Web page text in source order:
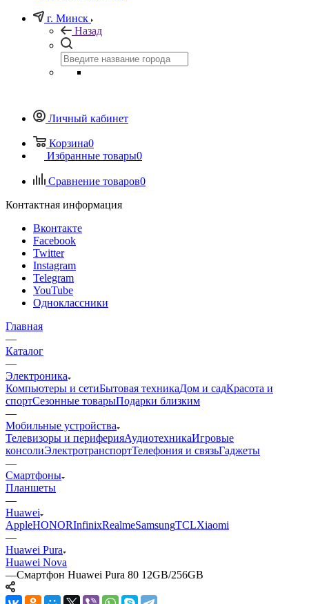
г. Минск
Назад
Личный кабинет
Корзина0
Избранные товары0
Сравнение товаров0
Контактная информация
Вконтакте
Facebook
Twitter
Instagram
Telegram
YouTube
Одноклассники
Главная
—
Каталог
—
Электроника
Компьютеры и сетиБытовая техникаДом и садКрасота и
спортСезонные товарыПодарки близким
—
Мобильные устройства
Телевизоры и периферияАудиотехникаИгровые
консолиЭлектротранспортТелефония и связьГаджеты
—
Смартфоны
Планшеты
—
Huawei
AppleHONORInfinixRealmeSamsungTCLXiaomi
—
Huawei Pura
Huawei Nova
—Смартфон Huawei Pura 80 12GB/256GB